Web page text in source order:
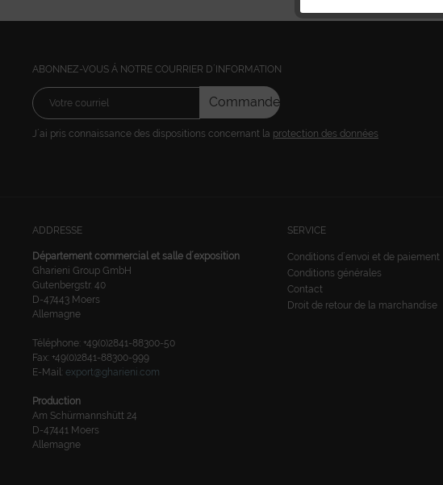
ABONNEZ-VOUS Á NOTRE COURRIER D´INFORMATION
Commandez
J´ai pris connaissance des dispositions concernant la protection des données
ADDRESSE
Département commercial et salle d´exposition
Gharieni Group GmbH
Gutenbergstr. 40
D-47443 Moers
Allemagne
Téléphone: +49(0)2841-88300-50
Fax: +49(0)2841-88300-999
E-Mail: export@gharieni.com
Production
Am Schürmannshütt 24
D-47441 Moers
Allemagne
SERVICE
Conditions d´envoi et de paiement
Conditions générales
Contact
Droit de retour de la marchandise